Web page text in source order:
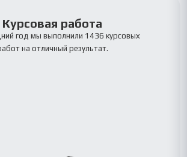
Курсовая работа
год мы выполнили 1436 курсовых
на отличный результат.